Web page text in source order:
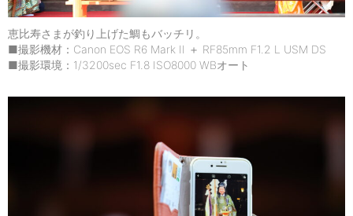
恵比寿さまが釣り上げた鯛もバッチリ。
■撮影機材：Canon EOS R6 Mark II ＋ RF85mm F1.2 L USM DS
■撮影環境：1/3200sec F1.8 ISO8000 WBオート